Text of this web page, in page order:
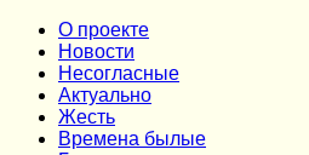
О проекте
Новости
Несогласные
Актуально
Жесть
Времена былые